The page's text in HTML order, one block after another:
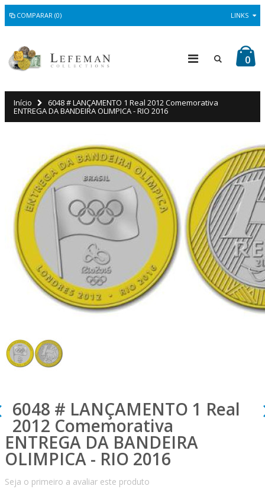
COMPARAR (0) LINKS
0
Início 6048 # LANÇAMENTO 1 Real 2012 Comemorativa
ENTREGA DA BANDEIRA OLIMPICA - RIO 2016
6048 # LANÇAMENTO 1 Real
2012 Comemorativa
ENTREGA DA BANDEIRA
OLIMPICA - RIO 2016
Seja o primeiro a avaliar este produto